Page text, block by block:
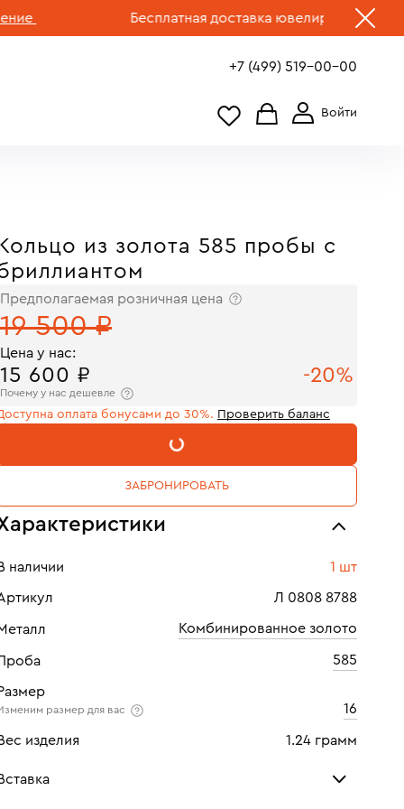
Бесплатная доставка ювелирных изделий по
+7 (499) 519-00-00
Кольцо из золота 585 пробы с
Предполагаемая розничная цена
19 500 ₽
Цена у нас:
15 600 ₽ -20%
Почему у нас дешевле
оплата бонусами до 30%. Проверить баланс
В КОРЗИНУ
ЗАБРОНИРОВАТЬ
наличии 1 шт
Л 0808 8788
Комбинированное золото
585
размер для вас 16
изделия 1.24 грамм